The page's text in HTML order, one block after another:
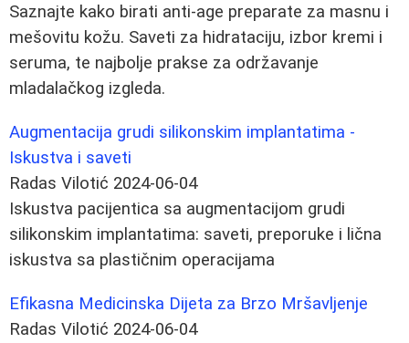
Saznajte kako birati anti-age preparate za masnu i
mešovitu kožu. Saveti za hidrataciju, izbor kremi i
seruma, te najbolje prakse za održavanje
mladalačkog izgleda.
Augmentacija grudi silikonskim implantatima -
Iskustva i saveti
Radas Vilotić 2024-06-04
Iskustva pacijentica sa augmentacijom grudi
silikonskim implantatima: saveti, preporuke i lična
iskustva sa plastičnim operacijama
Efikasna Medicinska Dijeta za Brzo Mršavljenje
Radas Vilotić 2024-06-04